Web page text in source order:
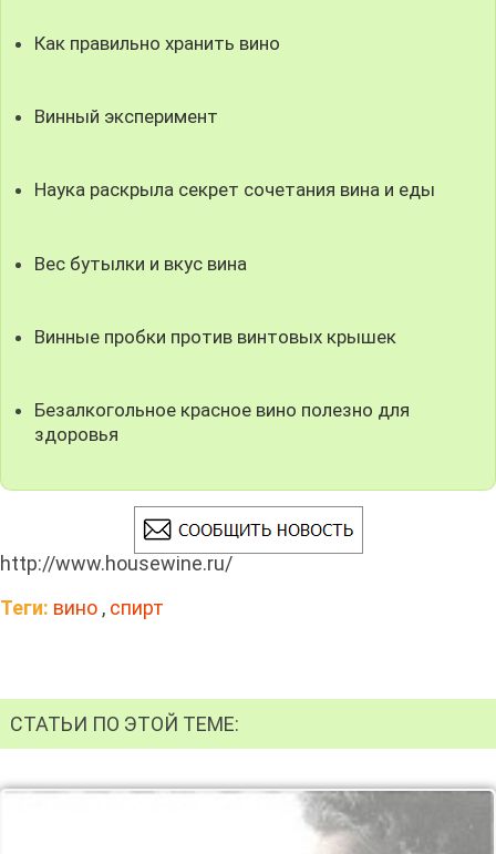
Как правильно хранить вино
Винный эксперимент
Наука раскрыла секрет сочетания вина и еды
Вес бутылки и вкус вина
Винные пробки против винтовых крышек
Безалкогольное красное вино полезно для
здоровья
http://www.housewine.ru/
Теги: вино , спирт
СТАТЬИ ПО ЭТОЙ ТЕМЕ: